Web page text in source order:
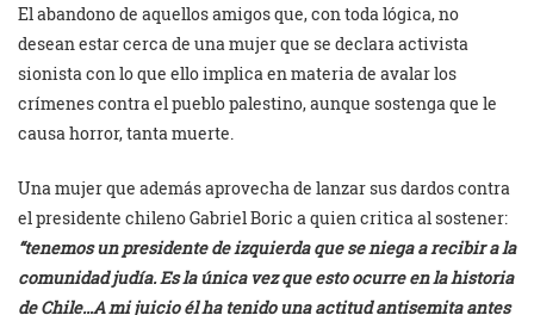
El abandono de aquellos amigos que, con toda lógica, no
desean estar cerca de una mujer que se declara activista
sionista con lo que ello implica en materia de avalar los
crímenes contra el pueblo palestino, aunque sostenga que le
causa horror, tanta muerte.
Una mujer que además aprovecha de lanzar sus dardos contra
el presidente chileno Gabriel Boric a quien critica al sostener:
“tenemos un presidente de izquierda que se niega a recibir a la
comunidad judía. Es la única vez que esto ocurre en la historia
de Chile…A mi juicio él ha tenido una actitud antisemita antes